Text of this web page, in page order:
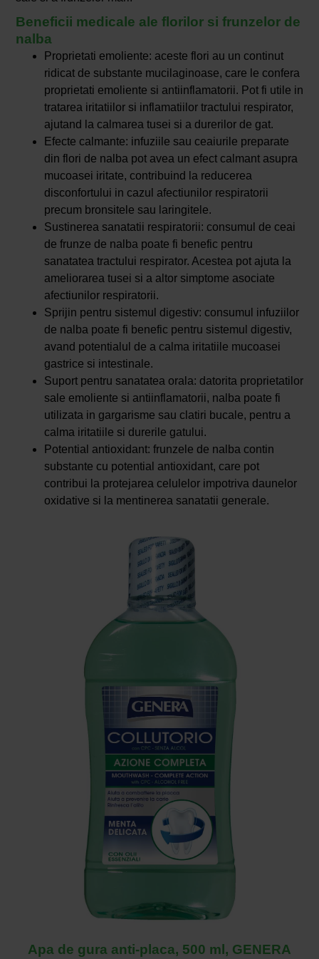
Beneficii medicale ale florilor si frunzelor de
nalba
Proprietati emoliente: aceste flori au un continut
ridicat de substante mucilaginoase, care le confera
proprietati emoliente si antiinflamatorii. Pot fi utile in
tratarea iritatiilor si inflamatiilor tractului respirator,
ajutand la calmarea tusei si a durerilor de gat.
Efecte calmante: infuziile sau ceaiurile preparate
din flori de nalba pot avea un efect calmant asupra
mucoasei iritate, contribuind la reducerea
disconfortului in cazul afectiunilor respiratorii
precum bronsitele sau laringitele.
Sustinerea sanatatii respiratorii: consumul de ceai
de frunze de nalba poate fi benefic pentru
sanatatea tractului respirator. Acestea pot ajuta la
ameliorarea tusei si a altor simptome asociate
afectiunilor respiratorii.
Sprijin pentru sistemul digestiv: consumul infuziilor
de nalba poate fi benefic pentru sistemul digestiv,
avand potentialul de a calma iritatiile mucoasei
gastrice si intestinale.
Suport pentru sanatatea orala: datorita proprietatilor
sale emoliente si antiinflamatorii, nalba poate fi
utilizata in gargarisme sau clatiri bucale, pentru a
calma iritatiile si durerile gatului.
Potential antioxidant: frunzele de nalba contin
substante cu potential antioxidant, care pot
contribui la protejarea celulelor impotriva daunelor
oxidative si la mentinerea sanatatii generale.
Apa de gura anti-placa, 500 ml, GENERA